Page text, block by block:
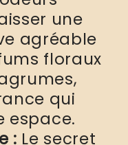
une
agréable
floraux
qui
espace.
: Le secret